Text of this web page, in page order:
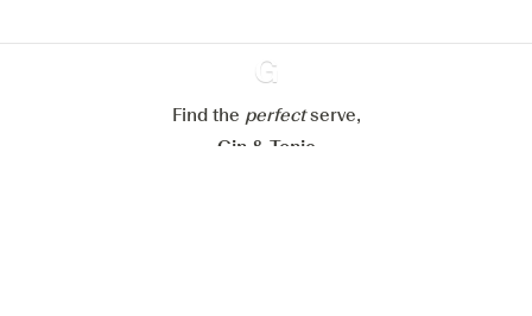
Ginventory
Find the perfectserve,
Gin & Tonic